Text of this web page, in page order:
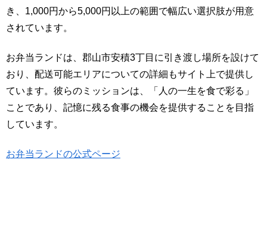
き、1,000円から5,000円以上の範囲で幅広い選択肢が用意
されています。
お弁当ランドは、郡山市安積3丁目に引き渡し場所を設けて
おり、配送可能エリアについての詳細もサイト上で提供し
ています。彼らのミッションは、「人の一生を食で彩る」
ことであり、記憶に残る食事の機会を提供することを目指
しています。
お弁当ランドの公式ページ